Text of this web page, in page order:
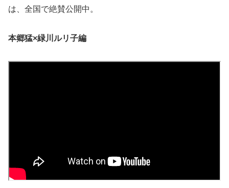
は、全国で絶賛公開中。
本郷猛×緑川ルリ子編